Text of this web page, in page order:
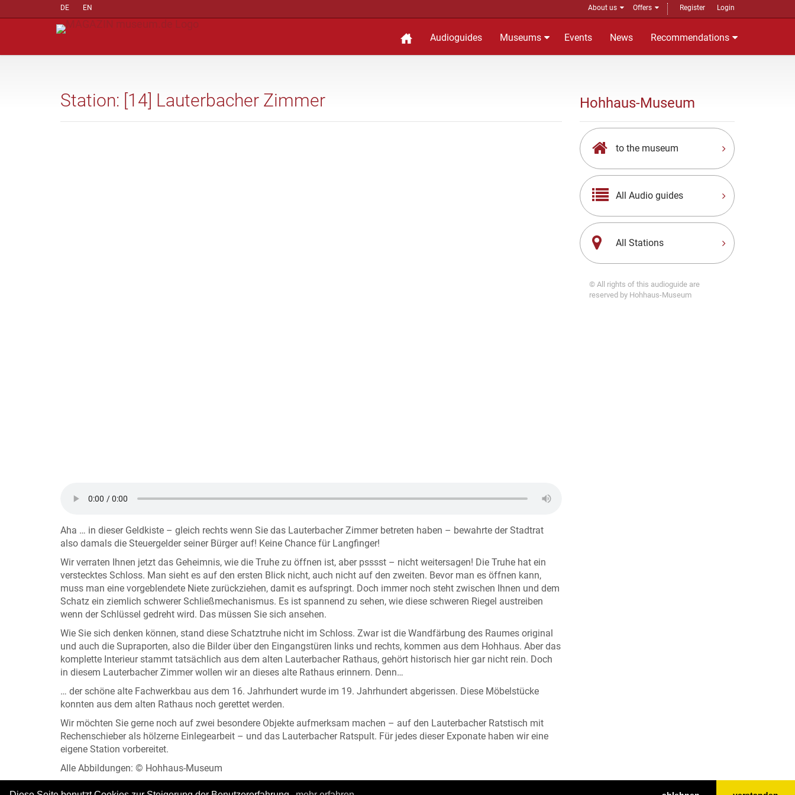
DE EN About us Offers Register Login
Audioguides Museums Events News Recommendations
Station: [14] Lauterbacher Zimmer
Aha … in dieser Geldkiste – gleich rechts wenn Sie das Lauterbacher Zimmer betreten haben – bewahrte der Stadtrat
also damals die Steuergelder seiner Bürger auf! Keine Chance für Langfinger!
Wir verraten Ihnen jetzt das Geheimnis, wie die Truhe zu öffnen ist, aber psssst – nicht weitersagen! Die Truhe hat ein
verstecktes Schloss. Man sieht es auf den ersten Blick nicht, auch nicht auf den zweiten. Bevor man es öffnen kann,
muss man eine vorgeblendete Niete zurückziehen, damit es aufspringt. Doch immer noch steht zwischen Ihnen und dem
Schatz ein ziemlich schwerer Schließmechanismus. Es ist spannend zu sehen, wie diese schweren Riegel austreiben
wenn der Schlüssel gedreht wird. Das müssen Sie sich ansehen.
Wie Sie sich denken können, stand diese Schatztruhe nicht im Schloss. Zwar ist die Wandfärbung des Raumes original
und auch die Supraporten, also die Bilder über den Eingangstüren links und rechts, kommen aus dem Hohhaus. Aber das
komplette Interieur stammt tatsächlich aus dem alten Lauterbacher Rathaus, gehört historisch hier gar nicht rein. Doch
in diesem Lauterbacher Zimmer wollen wir an dieses alte Rathaus erinnern. Denn…
… der schöne alte Fachwerkbau aus dem 16. Jahrhundert wurde im 19. Jahrhundert abgerissen. Diese Möbelstücke
konnten aus dem alten Rathaus noch gerettet werden.
Wir möchten Sie gerne noch auf zwei besondere Objekte aufmerksam machen – auf den Lauterbacher Ratstisch mit
Rechenschieber als hölzerne Einlegearbeit – und das Lauterbacher Ratspult. Für jedes dieser Exponate haben wir eine
eigene Station vorbereitet.
Alle Abbildungen: © Hohhaus-Museum
Hohhaus-Museum
to the museum
All Audio guides
All Stations
© All rights of this audioguide are
reserved by Hohhaus-Museum